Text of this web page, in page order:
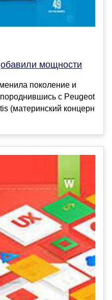
мощности
поколение и
с Peugeot
(материнский концерн